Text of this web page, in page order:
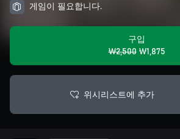
게임이 필요합니다.
구입
₩2,500 ₩1,875
위시리스트에 추가